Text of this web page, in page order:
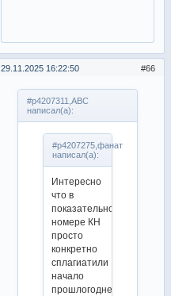
66
29.11.2025 16:22:50
#p4207311,ABC
написал(а):
#p4207275,фанат
написал(а):
Интересно
что в
показательном
номере КН
просто
конкретно
сплагиатили
начало
прошлогоднего